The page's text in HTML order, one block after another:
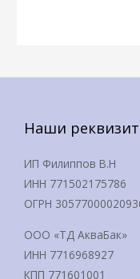
Наши
ИП Филиппов В.Н
ИНН 771502175786
ОГРН
ООО «ТД АкваБак»
ИНН 7716968927
КПП 771601001